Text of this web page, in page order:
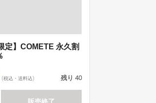
定】COMETE 永久割
(税込・送料込) 残り 40